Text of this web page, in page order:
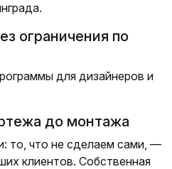
ограничения по
для дизайнеров и
до монтажа
то, что не сделаем сами, —
клиентов. Собственная